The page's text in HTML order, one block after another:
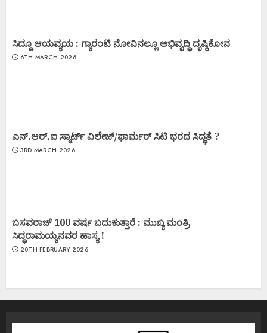
ಸಿದ್ದೂ ಆಯವ್ಯಯ : ಗ್ಯಾರಂಟಿ ನೋವಿನಲ್ಲೂ ಅಭಿವೃದ್ಧಿ ದೃಷ್ಠಿಕೋನ
6TH MARCH 2026
ಎನ್.ಆರ್.ಐ ಸ್ಮಾರ್ಟ್ ವಿಲೇಜ್/ಫಾರ್ಮರ್ ಸಿಟಿ ಭರದ ಸಿದ್ಧತೆ ?
3RD MARCH 2026
ಬಸವರಾಜ್ 100 ವರ್ಷ ಬದುಕುತ್ತಾರೆ : ಮುಖ್ಯ ಮಂತ್ರಿ
ಸಿದ್ಧರಾಮಯ್ಯನವರ ಹಾಸ್ಯ !
20TH FEBRUARY 2026